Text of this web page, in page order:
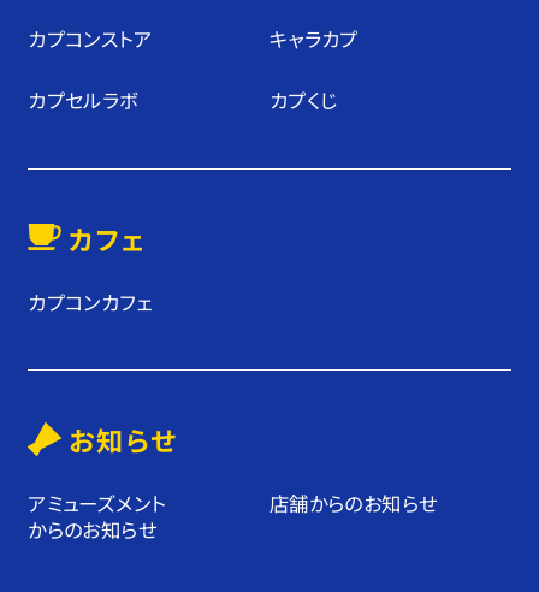
カプコンストア キャラカプ
カプセルラボ カプくじ
カフェ
カプコンカフェ
お知らせ
アミューズメント
からのお知らせ
店舗からのお知らせ